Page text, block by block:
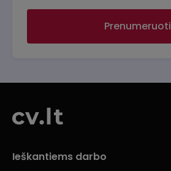
Prenumeruoti
Ieškantiems darbo